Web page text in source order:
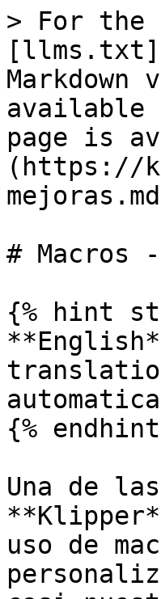
> For the
available
page is
(https://
# Macros
{% hint
{%
Una de
uso de